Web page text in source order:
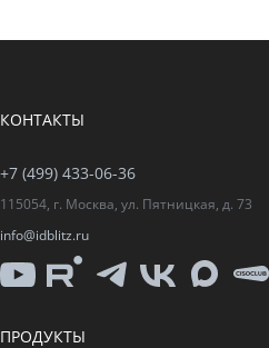
КОНТАКТЫ
+7 (499) 433-06-36
115054, г. Москва, ул. Пятницкая, д. 73
info@idblitz.ru
YouTubeRutubeTelegram
VK Max
CISO
ПРОДУКТЫ